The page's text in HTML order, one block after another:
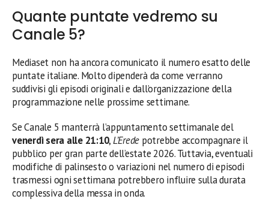
Quante puntate vedremo su
Canale 5?
Mediaset non ha ancora comunicato il numero esatto delle
puntate italiane. Molto dipenderà da come verranno
suddivisi gli episodi originali e dall’organizzazione della
programmazione nelle prossime settimane.
Se Canale 5 manterrà l’appuntamento settimanale del
venerdì sera alle 21:10,L’Erede potrebbe accompagnare il
pubblico per gran parte dell’estate 2026. Tuttavia, eventuali
modifiche di palinsesto o variazioni nel numero di episodi
trasmessi ogni settimana potrebbero influire sulla durata
complessiva della messa in onda.